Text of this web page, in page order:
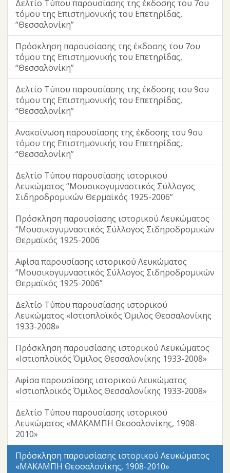
Δελτίο Τύπου παρουσίασης της έκδοσης του 7ου
τόμου της Επιστημονικής του Επετηρίδας,
“Θεσσαλονίκη”
Πρόσκληση παρουσίασης της έκδοσης του 7ου
τόμου της Επιστημονικής του Επετηρίδας,
“Θεσσαλονίκη”
Δελτίο Τύπου παρουσίασης της έκδοσης του 9ου
τόμου της Επιστημονικής του Επετηρίδας,
“Θεσσαλονίκη”
Ανακοίνωση παρουσίασης της έκδοσης του 9ου
τόμου της Επιστημονικής του Επετηρίδας,
“Θεσσαλονίκη”
Δελτίο Τύπου παρουσίασης ιστορικού
Λευκώματος “Μουσικογυμναστικός Σύλλογος
Σιδηροδρομικών Θερμαϊκός 1925-2006”
Πρόσκληση παρουσίασης ιστορικού Λευκώματος
“Μουσικογυμναστικός Σύλλογος Σιδηροδρομικών
Θερμαϊκός 1925-2006
Αφίσα παρουσίασης ιστορικού Λευκώματος
“Μουσικογυμναστικός Σύλλογος Σιδηροδρομικών
Θερμαϊκός 1925-2006”
Δελτίο Τύπου παρουσίασης ιστορικού
Λευκώματος «Ιστιοπλοϊκός Όμιλος Θεσσαλονίκης
1933-2008»
Πρόσκληση παρουσίασης ιστορικού Λευκώματος
«Ιστιοπλοϊκός Όμιλος Θεσσαλονίκης 1933-2008»
Αφίσα παρουσίασης ιστορικού Λευκώματος
«Ιστιοπλοϊκός Όμιλος Θεσσαλονίκης 1933-2008»
Δελτίο Τύπου παρουσίασης ιστορικού
Λευκώματος «ΜΑΚΑΜΠΗ Θεσσαλονίκης, 1908-
2010»
Πρόσκληση παρουσίασης ιστορικού Λευκώματος
«ΜΑΚΑΜΠΗ Θεσσαλονίκης, 1908-2010»